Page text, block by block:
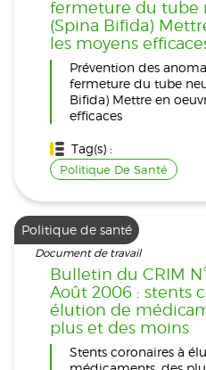
fermeture du tube
(Spina Bifida)
les moyens
Prévention des
fermeture du tube
Bifida) Mettre en
efficaces
Tag(s) :
Politique De Santé
Politique de santé
Document de travail
Bulletin du CRIM
Août 2006 : stents
élution de
plus et des moins
Stents coronaires à